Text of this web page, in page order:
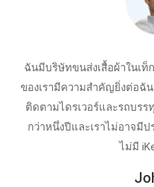
ฉันมีบริษัทขนส่งเสื้อผ้าในเ
ของเรามีความสําคัญยิ่งต่อฉัน
ติดตามไดรเวอร์และรถบร
กว่าหนึ่งปีและเราไม่อาจมี
ไม่มี